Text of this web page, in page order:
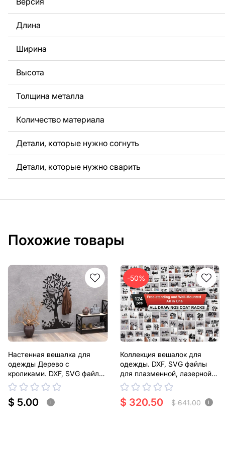
За дополнительную плату мы можем добавить любой
логотип вашей компании или внести другие изменения
Если вам нужно, чтобы мы выполнили
металла для вас, пожалуйста, свяжитесь с нами.
Если у вас остались вопросы или вам нужна помощь,
любое время, мы всегда готовы помочь.
Длина
Ширина
Высота
Толщина металла
Количество материала
Детали, которые нужно согнуть
Детали, которые нужно сварить
Похожие товары
Настенная вешалка для
одежды Дерево с
кроликами. DXF, SVG файлы
для плазменной, лазерной
резки
$ 5.00 i
-50%
Коллекция вешалок для
одежды. DXF, SVG файлы
для плазменной, лазерной
резки
$ 320.50 $ 641.00 i